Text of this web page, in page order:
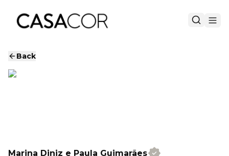
Back
Marina Diniz e Paula Guimarães